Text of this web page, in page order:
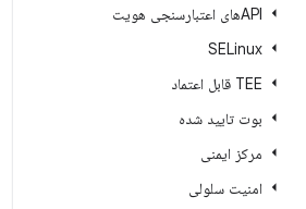
APIهای اعتبارسنجی هویت
SELinux
TEE قابل اعتماد
بوت تایید شده
مرکز ایمنی
امنیت سلولی